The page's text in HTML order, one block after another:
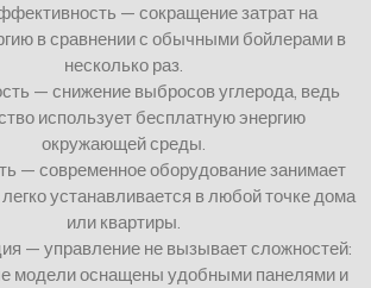
— сокращение затрат на
в сравнении с обычными бойлерами в
несколько раз.
— снижение выбросов углерода, ведь
использует бесплатную энергию
окружающей среды.
— современное оборудование занимает
устанавливается в любой точке дома
или квартиры.
— управление не вызывает сложностей:
модели оснащены удобными панелями и